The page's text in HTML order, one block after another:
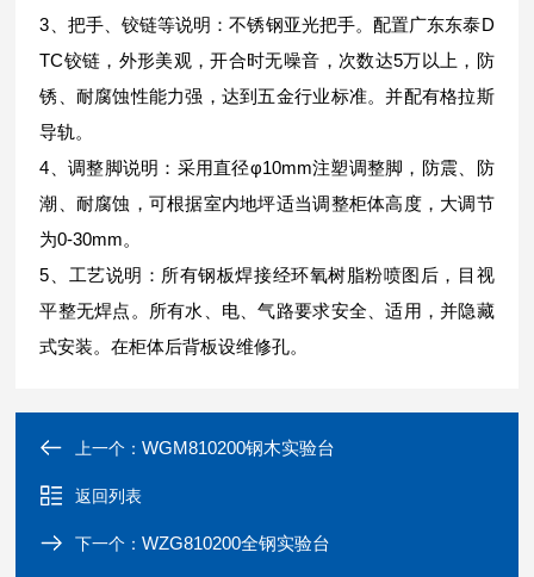
3、把手、铰链等说明：不锈钢亚光把手。配置广东东泰D
TC铰链，外形美观，开合时无噪音，次数达5万以上，防
锈、耐腐蚀性能力强，达到五金行业标准。并配有格拉斯
导轨。
4、调整脚说明：采用直径φ10mm注塑调整脚，防震、防
潮、耐腐蚀，可根据室内地坪适当调整柜体高度，大调节
为0-30mm。
5、工艺说明：所有钢板焊接经环氧树脂粉喷图后，目视
平整无焊点。所有水、电、气路要求安全、适用，并隐藏
式安装。在柜体后背板设维修孔。
上一个：WGM810200钢木实验台
返回列表
下一个：WZG810200全钢实验台